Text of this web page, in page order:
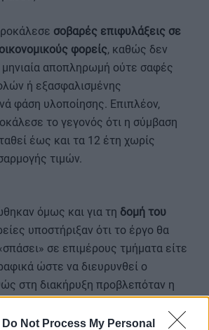
Do Not Process My Personal
σοβαρές επιφυλάξεις σε
φορείς, καθώς δεν
αποπληρωμή ούτε σαφές
ή εξασφαλισμένης
φάση υλοποίησης. Επιπλέον,
το γεγονός ότι η σύμβαση
έως και τα 12 έτη χωρίς
τιμών.
όμως και για τη δομή του
υποστήριξαν ότι το έργο θα
σε επιμέρους τμήματα είτε
ώστε να διευρυνθεί ο
στη διακήρυξη προβλεπόταν η
όμως σαφή γεωγραφικό